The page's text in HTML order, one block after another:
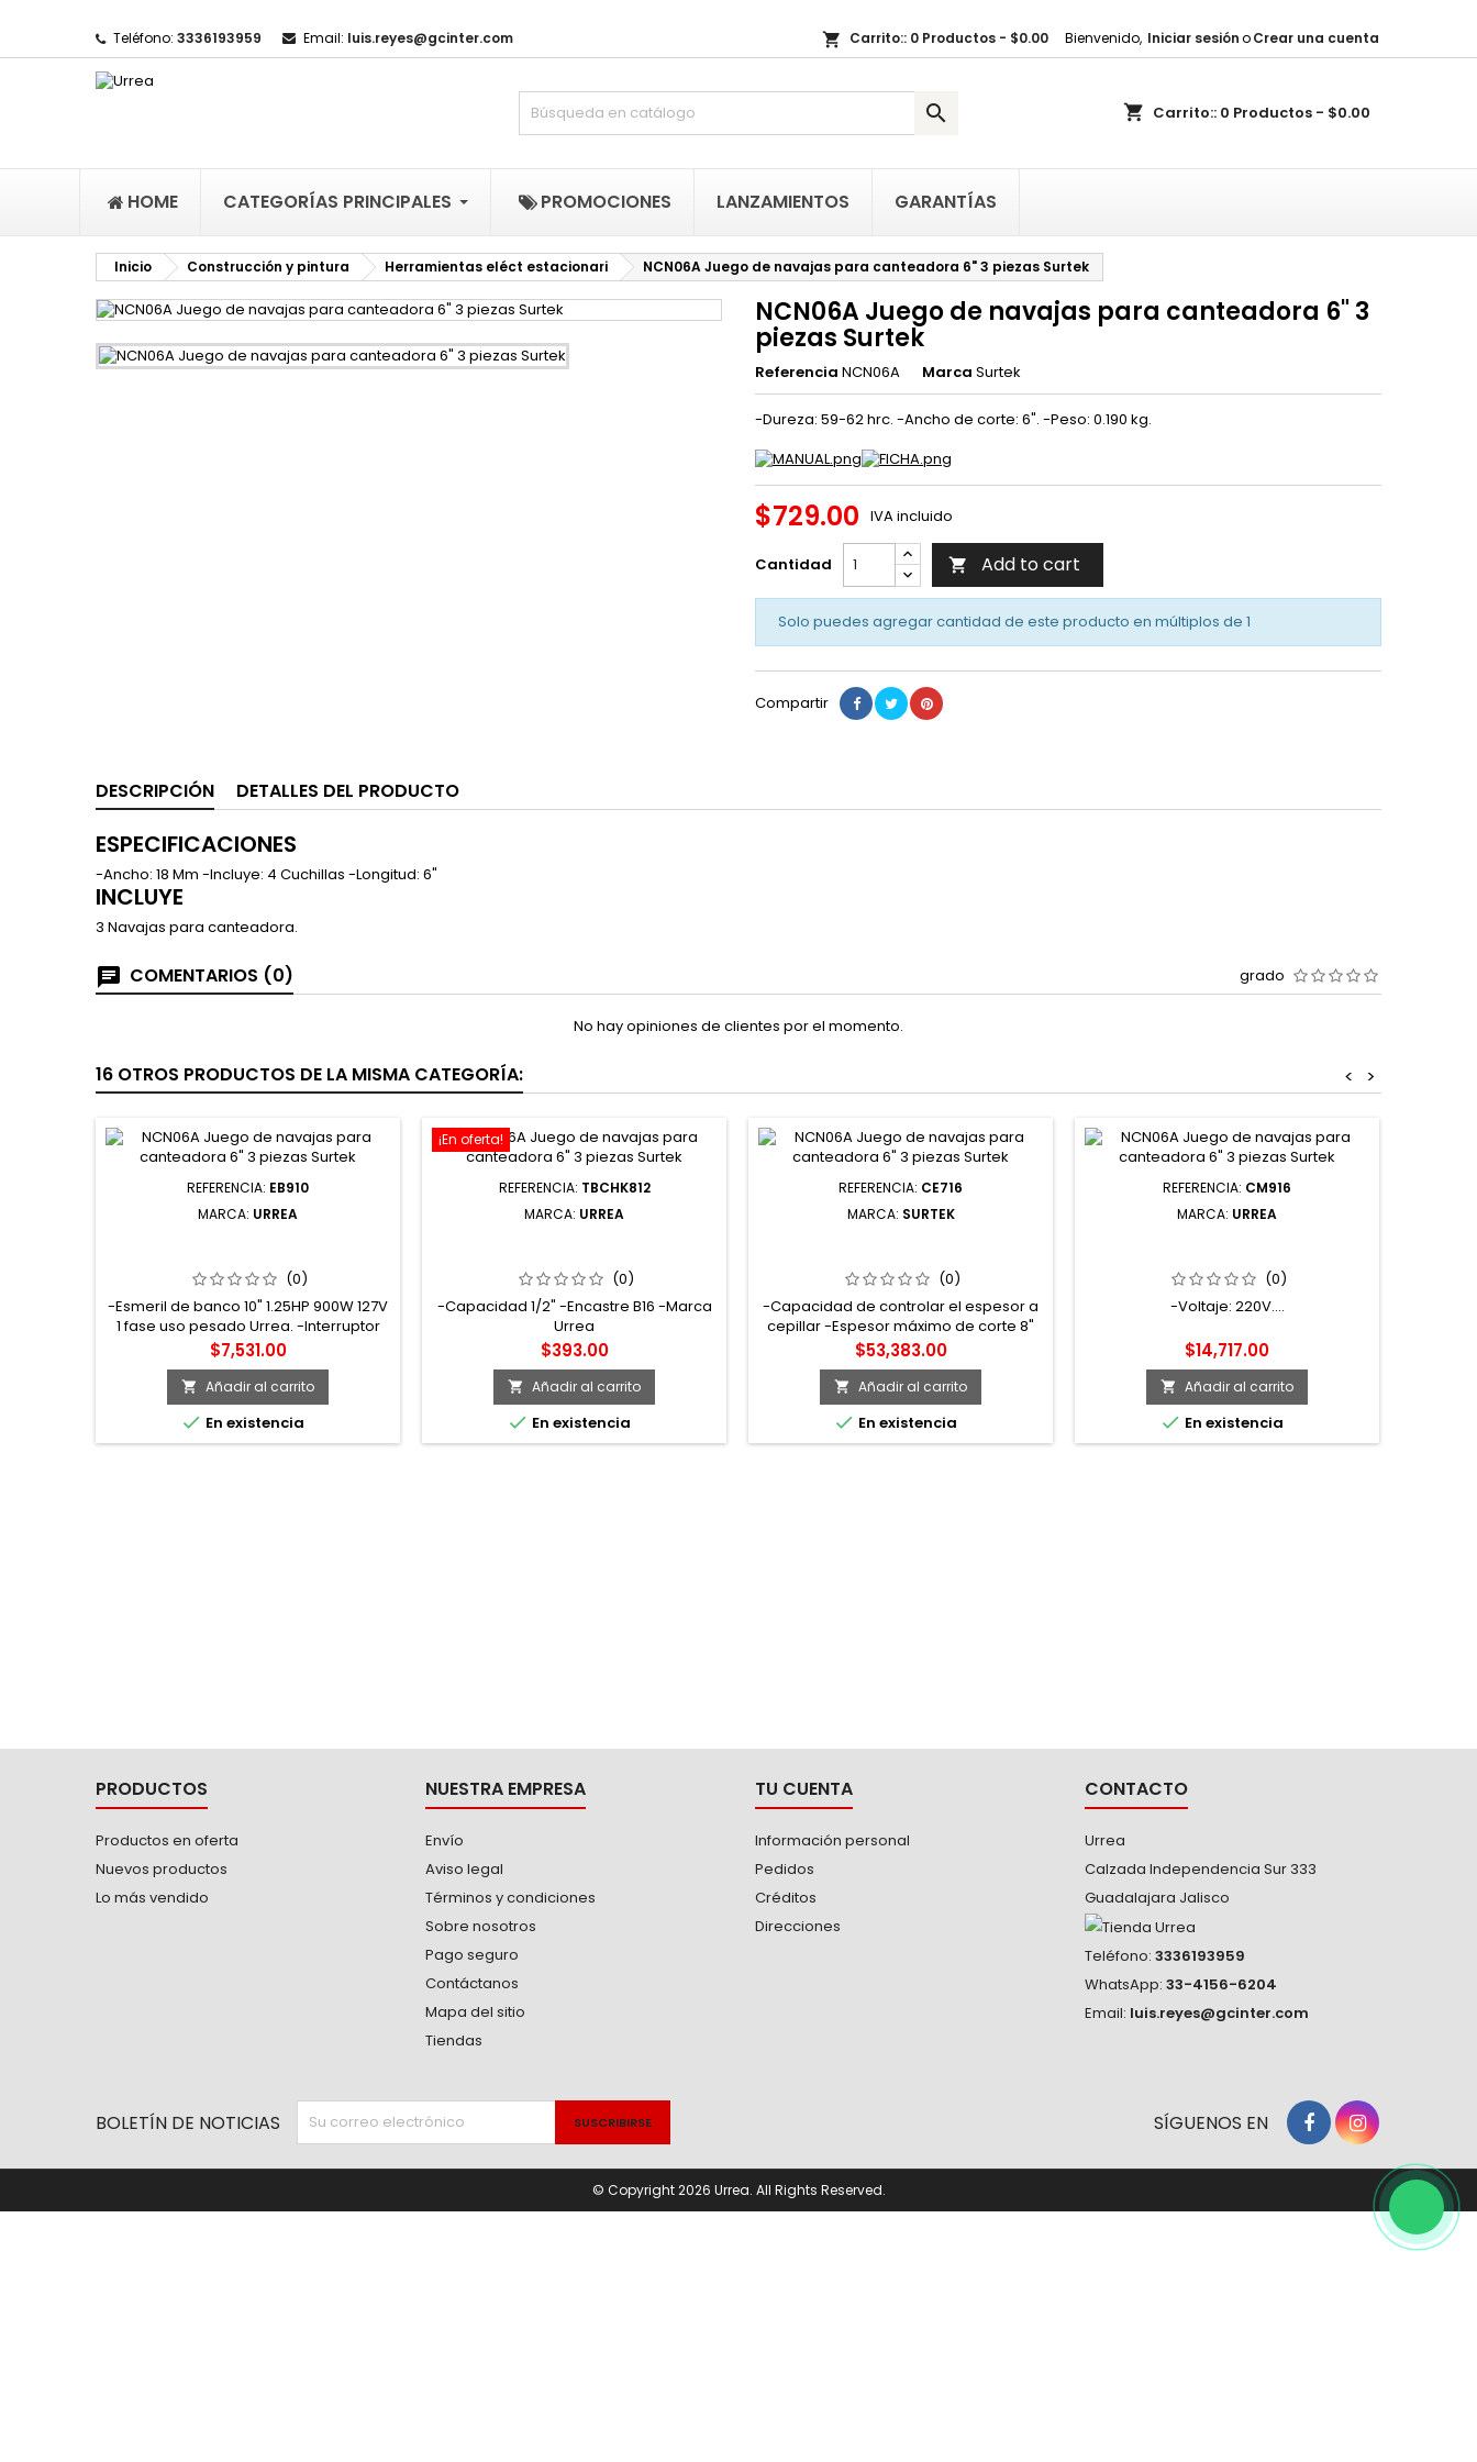
Teléfono: 3336193959 Email: luis.reyes@gcinter.com Bienvenido, Iniciar sesiónoCrear una cuenta
shopping_cart Carrito:: 0 Productos - $0.00
shopping_cart Carrito:: 0 Productos - $0.00

HOME CATEGORÍAS PRINCIPALES PROMOCIONES LANZAMIENTOS GARANTÍAS
Inicio Construcción y pintura Herramientas eléct estacionari NCN06A Juego de navajas para canteadora 6" 3 piezas Surtek
NCN06A Juego de navajas para canteadora 6" 3
piezas Surtek
Referencia NCN06A Marca Surtek
-Dureza: 59-62 hrc. -Ancho de corte: 6". -Peso: 0.190 kg.
$729.00 IVA incluido
Cantidad  Add to cart
Solo puedes agregar cantidad de este producto en múltiplos de 1
Compartir
DESCRIPCIÓN DETALLES DEL PRODUCTO
ESPECIFICACIONES
-Ancho: 18 Mm -Incluye: 4 Cuchillas -Longitud: 6"
INCLUYE
3 Navajas para canteadora.
COMENTARIOS (0) grado
No hay opiniones de clientes por el momento.
16 OTROS PRODUCTOS DE LA MISMA CATEGORÍA: >
<
REFERENCIA: EB910
MARCA: URREA
(0)
-Esmeril de banco 10" 1.25HP 900W 127V
1 fase uso pesado Urrea. -Interruptor
sellado.. -Monofásico.. -Capacidad de
piedra 10".. -120v, 1-1/4hp, 900w.
Precio
$7,531.00
 Añadir al carrito
 En existencia
¡En oferta!
REFERENCIA: TBCHK812
MARCA: URREA
(0)
-Capacidad 1/2" -Encastre B16 -Marca
Urrea
Precio
$393.00
 Añadir al carrito
 En existencia
REFERENCIA: CE716
MARCA: SURTEK
(0)
-Capacidad de controlar el espesor a
cepillar -Espesor máximo de corte 8"
Precio
$53,383.00
 Añadir al carrito
 En existencia
REFERENCIA: CM916
MARCA: URREA
(0)
-Voltaje: 220V....
Precio
$14,717.00
 Añadir al carrito
 En existencia
PRODUCTOS
Productos en oferta
Nuevos productos
Lo más vendido
NUESTRA EMPRESA
Envío
Aviso legal
Términos y condiciones
Sobre nosotros
Pago seguro
Contáctanos
Mapa del sitio
Tiendas
TU CUENTA
Información personal
Pedidos
Créditos
Direcciones
CONTACTO
Urrea
Calzada Independencia Sur 333
Guadalajara Jalisco
Teléfono: 3336193959
WhatsApp: 33-4156-6204
Email: luis.reyes@gcinter.com
Mi lista de regalos ×
((title)) ×
((label))
((cancelText)) ((createText))
Iniciar sesión ×
Debe iniciar sesión para guardar productos en su lista de deseos.
((loginText))
BOLETÍN DE NOTICIAS SÍGUENOS EN
© Copyright 2026 Urrea. All Rights Reserved.